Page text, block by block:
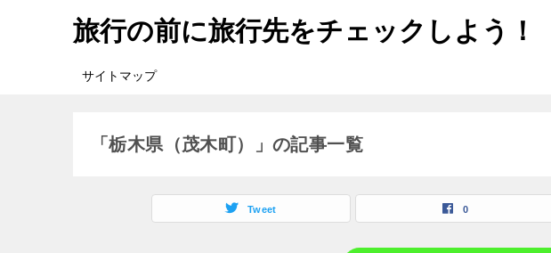
旅行の前に旅行先をチェックしよう！
サイトマップ
「栃木県（茂木町）」の記事一覧
Tweet 0